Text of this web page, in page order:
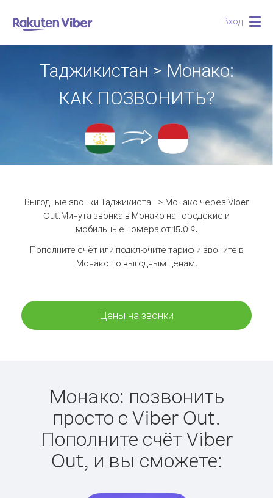
Вход
Таджикистан > Монако:
КАК ПОЗВОНИТЬ?
Выгодные звонки Таджикистан > Монако через Viber
Out.Минута звонка в Монако на городские и
мобильные номера от 15.0 ¢.
Пополните счёт или подключите тариф и звоните в
Монако по выгодным ценам.
Цены на звонки
Монако: позвонить
просто с Viber Out.
Пополните счёт Viber
Out, и вы сможете: